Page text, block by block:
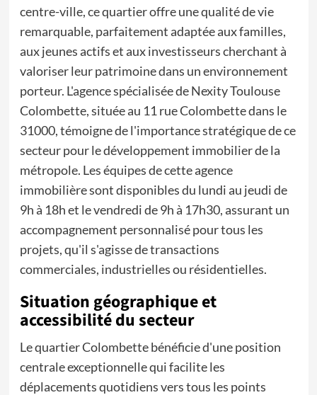
centre-ville, ce quartier offre une qualité de vie
remarquable, parfaitement adaptée aux familles,
aux jeunes actifs et aux investisseurs cherchant à
valoriser leur patrimoine dans un environnement
porteur. L'agence spécialisée de Nexity Toulouse
Colombette, située au 11 rue Colombette dans le
31000, témoigne de l'importance stratégique de ce
secteur pour le développement immobilier de la
métropole. Les équipes de cette agence
immobilière sont disponibles du lundi au jeudi de
9h à 18h et le vendredi de 9h à 17h30, assurant un
accompagnement personnalisé pour tous les
projets, qu'il s'agisse de transactions
commerciales, industrielles ou résidentielles.
Situation géographique et
accessibilité du secteur
Le quartier Colombette bénéficie d'une position
centrale exceptionnelle qui facilite les
déplacements quotidiens vers tous les points